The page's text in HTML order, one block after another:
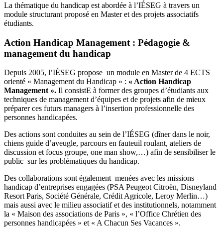
La thématique du handicap est abordée à l’IÉSEG à travers un
module structurant proposé en Master et des projets associatifs
étudiants.
Action Handicap Management : Pédagogie &
management du handicap
Depuis 2005, l’IÉSEG propose un module en Master de 4 ECTS
orienté « Management du Handicap » : « Action Handicap
Management ». Il consistE à former des groupes d’étudiants aux
techniques de management d’équipes et de projets afin de mieux
préparer ces futurs managers à l’insertion professionnelle des
personnes handicapées.
Des actions sont conduites au sein de l’IÉSEG (dîner dans le noir,
chiens guide d’aveugle, parcours en fauteuil roulant, ateliers de
discussion et focus groupe, one man show,…) afin de sensibiliser le
public sur les problématiques du handicap.
Des collaborations sont également menées avec les missions
handicap d’entreprises engagées (PSA Peugeot Citroën, Disneyland
Resort Paris, Société Générale, Crédit Agricole, Leroy Merlin…)
mais aussi avec le milieu associatif et des institutionnels, notamment
la « Maison des associations de Paris », « l’Office Chrétien des
personnes handicapées » et « A Chacun Ses Vacances ».